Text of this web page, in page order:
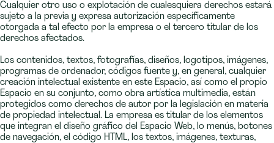
Cualquier otro uso o explotación de cualesquiera derechos estará
sujeto a la previa y expresa autorización específicamente
otorgada a tal efecto por la empresa o el tercero titular de los
derechos afectados.
Los contenidos, textos, fotografías, diseños, logotipos, imágenes,
programas de ordenador, códigos fuente y, en general, cualquier
creación intelectual existente en este Espacio, así como el propio
Espacio en su conjunto, como obra artística multimedia, están
protegidos como derechos de autor por la legislación en materia
de propiedad intelectual. La empresa es titular de los elementos
que integran el diseño gráfico del Espacio Web, lo menús, botones
de navegación, el código HTML, los textos, imágenes, texturas,